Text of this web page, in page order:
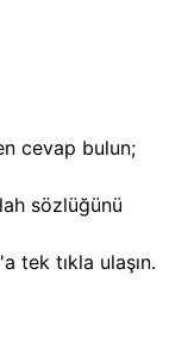
cevap bulun;
sözlüğünü
tek tıkla ulaşın.